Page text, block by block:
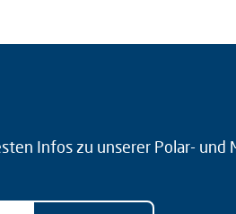
Infos zu unserer Polar- und